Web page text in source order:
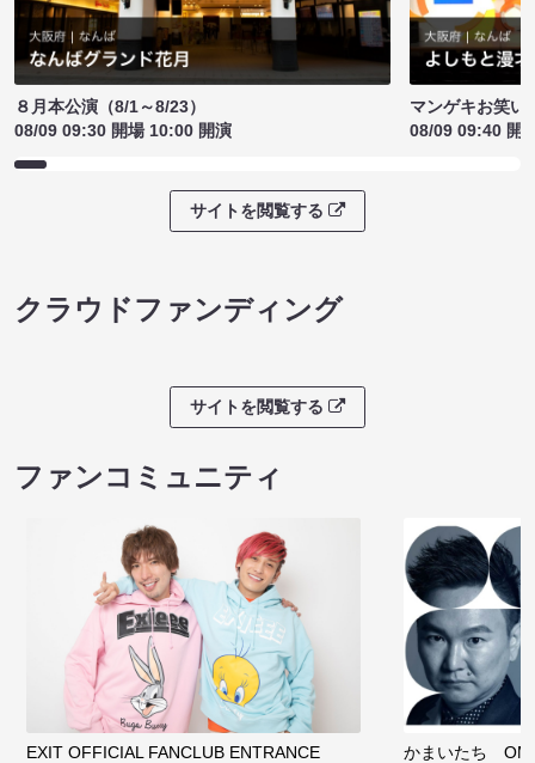
８月本公演（8/1～8/23）
08/09 09:30 開場 10:00 開演
マンゲキお笑い
08/09 09:40 開
サイトを閲覧する
クラウドファンディング
サイトを閲覧する
ファンコミュニティ
EXIT OFFICIAL FANCLUB ENTRANCE かまいたち